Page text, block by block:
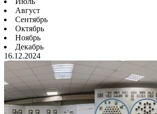
Август
Сентябрь
Октябрь
Ноябрь
Декабрь
16.12.2024